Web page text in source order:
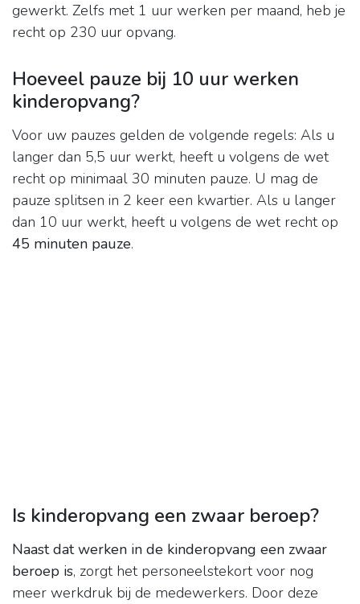
gewerkt. Zelfs met 1 uur werken per maand, heb je
recht op 230 uur opvang.
Hoeveel pauze bij 10 uur werken
kinderopvang?
Voor uw pauzes gelden de volgende regels: Als u
langer dan 5,5 uur werkt, heeft u volgens de wet
recht op minimaal 30 minuten pauze. U mag de
pauze splitsen in 2 keer een kwartier. Als u langer
dan 10 uur werkt, heeft u volgens de wet recht op
45 minuten pauze.
Is kinderopvang een zwaar beroep?
Naast dat werken in de kinderopvang een zwaar
beroep is, zorgt het personeelstekort voor nog
meer werkdruk bij de medewerkers. Door deze